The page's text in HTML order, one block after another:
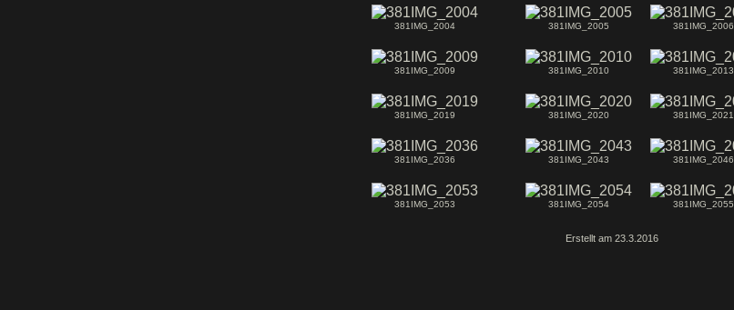
381IMG_2004 381IMG_2005 381IMG_2006
381IMG_2009 381IMG_2010 381IMG_2013
381IMG_2019 381IMG_2020 381IMG_2021
381IMG_2036 381IMG_2043 381IMG_2046
381IMG_2053 381IMG_2054 381IMG_2055
Erstellt am 23.3.2016